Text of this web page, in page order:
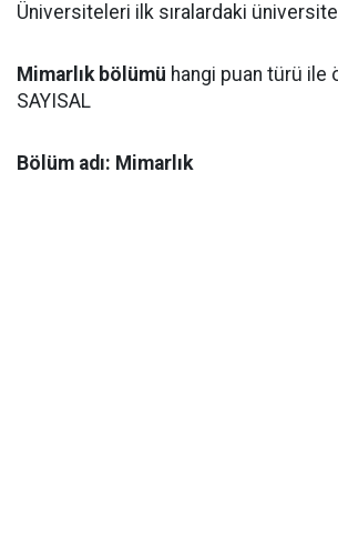
Üniversiteleri ilk sıralardaki
Mimarlık bölümü hangi puan türü ile
SAYISAL
Bölüm adı: Mimarlık